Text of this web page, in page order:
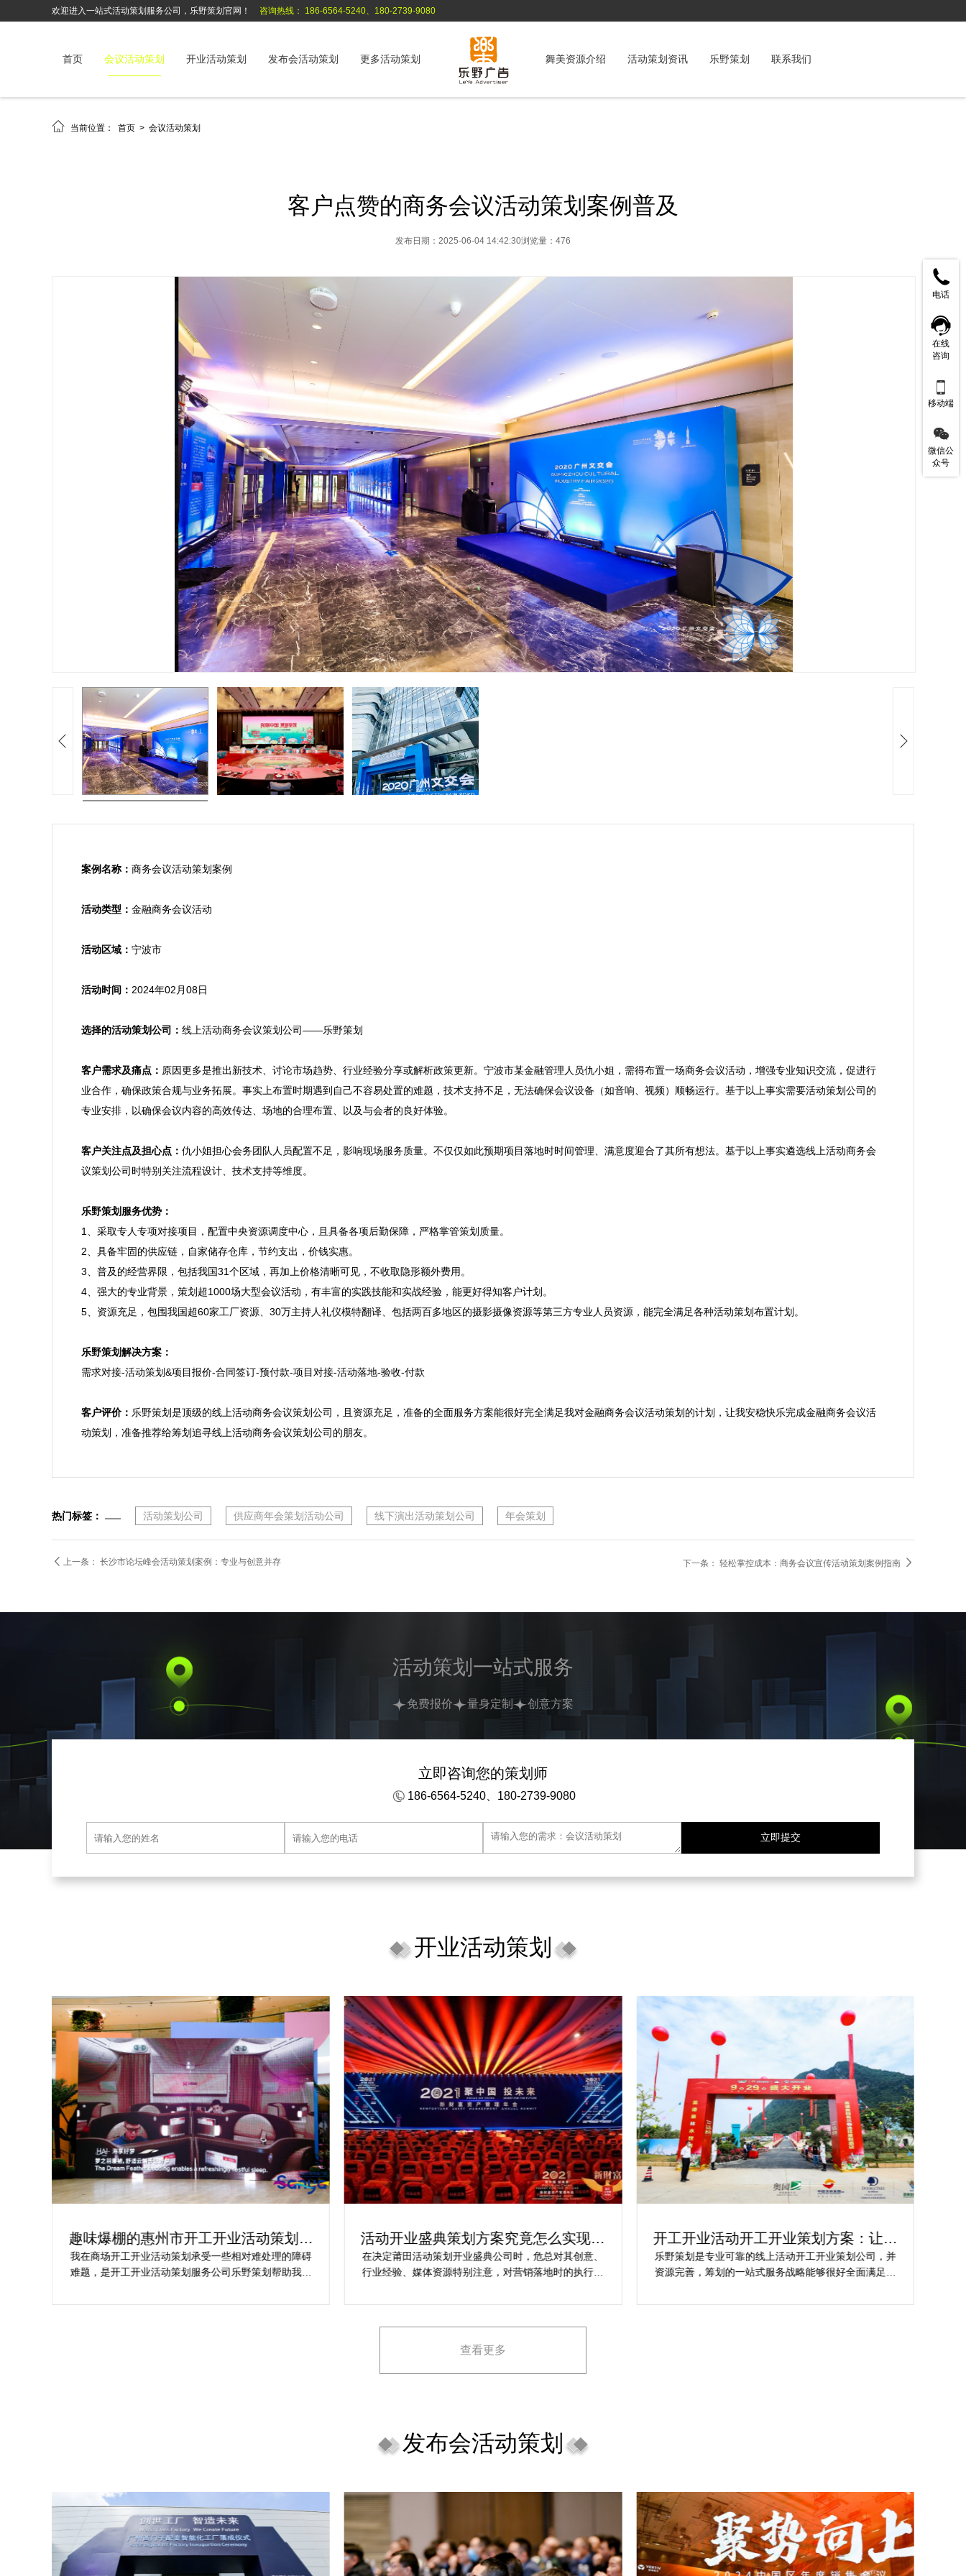
欢迎进入一站式活动策划服务公司，乐野策划官网！ 咨询热线： 186-6564-5240、180-2739-9080
首页 会议活动策划 开业活动策划 发布会活动策划 更多活动策划 舞美资源介绍 活动策划资讯 乐野策划 联系我们
 当前位置： 首页 > 会议活动策划
客户点赞的商务会议活动策划案例普及
发布日期：2025-06-04 14:42:30浏览量：476
案例名称： 商务会议活动策划案例
活动类型： 金融商务会议活动
活动区域： 宁波市
活动时间： 2024年02月08日
选择的活动策划公司： 线上活动商务会议策划公司——乐野策划
客户需求及痛点： 原因更多是推出新技术、讨论市场趋势、行业经验分享或解析政策更新。宁波市某金融管理人员仇小姐，需得布置一场商务会议活动，增强专业知识交流，促进行
业合作，确保政策合规与业务拓展。事实上布置时期遇到自己不容易处置的难题，技术支持不足，无法确保会议设备（如音响、视频）顺畅运行。基于以上事实需要活动策划公司的
专业安排，以确保会议内容的高效传达、场地的合理布置、以及与会者的良好体验。
客户关注点及担心点： 仇小姐担心会务团队人员配置不足，影响现场服务质量。不仅仅如此预期项目落地时时间管理、满意度迎合了其所有想法。基于以上事实遴选线上活动商务会
议策划公司时特别关注流程设计、技术支持等维度。
乐野策划服务优势：
1、采取专人专项对接项目，配置中央资源调度中心，且具备各项后勤保障，严格掌管策划质量。
2、具备牢固的供应链，自家储存仓库，节约支出，价钱实惠。
3、普及的经营界限，包括我国31个区域，再加上价格清晰可见，不收取隐形额外费用。
4、强大的专业背景，策划超1000场大型会议活动，有丰富的实践技能和实战经验，能更好得知客户计划。
5、资源充足，包围我国超60家工厂资源、30万主持人礼仪模特翻译、包括两百多地区的摄影摄像资源等第三方专业人员资源，能完全满足各种活动策划布置计划。
乐野策划解决方案：
需求对接-活动策划&项目报价-合同签订-预付款-项目对接-活动落地-验收-付款
客户评价： 乐野策划是顶级的线上活动商务会议策划公司，且资源充足，准备的全面服务方案能很好完全满足我对金融商务会议活动策划的计划，让我安稳快乐完成金融商务会议活
动策划，准备推荐给筹划追寻线上活动商务会议策划公司的朋友。
热门标签： 活动策划公司 供应商年会策划活动公司 线下演出活动策划公司 年会策划
 上一条： 长沙市论坛峰会活动策划案例：专业与创意并存 下一条： 轻松掌控成本：商务会议宣传活动策划案例指南 
活动策划一站式服务
免费报价 量身定制 创意方案
立即咨询您的策划师
186-6564-5240、180-2739-9080
开业活动策划
活动开业盛典策划方案究竟怎么实现梦
想活动
在决定莆田活动策划开业盛典公司时，危总对其创意、
行业经验、媒体资源特别注意，对营销落地时的执行一
理念理解不足，导致宣传方案不匹配。
开工开业活动开工开业策划方案：让你
的活动与众不同
乐野策划是专业可靠的线上活动开工开业策划公司，并
资源完善，筹划的一站式服务战略能够很好全面满足我
场开工开业活动策划，预备推荐给须要寻觅线上活动开
轻松实现创新：开工仪式策划活动方案
解析
樊总担心策划公司对品牌理念理解不足，导致宣传方案
不匹配。并且再指望项目落地时执行一致性、媒体反馈
公司时极度关注创意、行业经验、媒体资源等维度。
查看更多
发布会活动策划
电话
在线
咨询

移动端

微信公
众号